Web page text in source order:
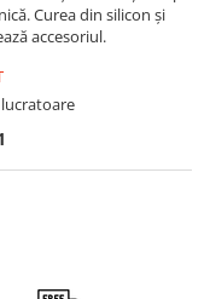
Curea din silicon și
accesoriul.
lucratoare